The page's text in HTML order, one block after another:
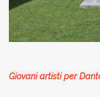
Giovani artisti per